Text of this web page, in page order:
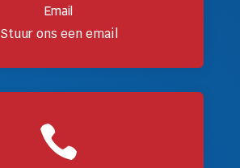
Email
Stuur ons een email
